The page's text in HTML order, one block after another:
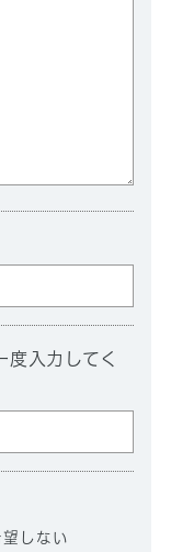
度入力してく
望しない